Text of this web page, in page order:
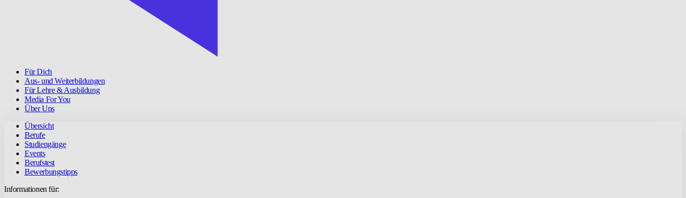
Für Dich
Aus- und Weiterbildungen
Für Lehre & Ausbildung
Media For You
Über Uns
Übersicht
Berufe
Studiengänge
Events
Berufstest
Bewerbungstipps
Informationen für: